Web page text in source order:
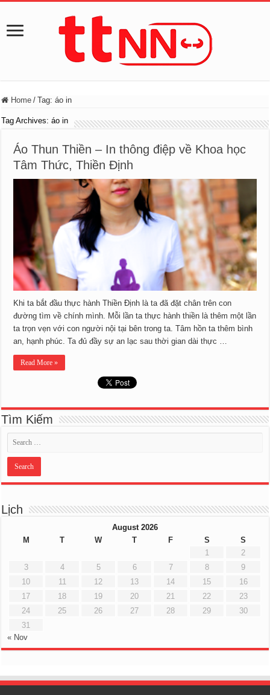
Home / Tag:áo in
Tag Archives:áo in
Áo Thun Thiền – In thông điệp về Khoa học
Tâm Thức, Thiền Định
Khi ta bắt đầu thực hành Thiền Định là ta đã đặt chân trên con
đường tìm về chính mình. Mỗi lần ta thực hành thiền là thêm một lần
ta trọn vẹn với con người nội tại bên trong ta. Tâm hồn ta thêm bình
an, hạnh phúc. Ta đủ đầy sự an lạc sau thời gian dài thực …
Read More »
Tìm Kiếm
Lịch
August 2026
M
T W T F S
S
1
2
3
4 5 6 7 8
9
10
11 12 13 14 15
16
17
18 19 20 21 22
23
24
25 26 27 28 29
30
31
« Nov